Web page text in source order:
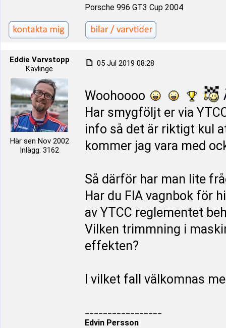
Porsche 996 GT3 Cup 2004
Eddie Varvstopp
Kävlinge
Här sen Nov 2002
Inlägg: 3162
05 Jul 2019 08:28
Woohoooo
Har smygföljt er via
info så det är riktigt kul
kommer jag vara med
Så därför har man lite
Har du FIA vagnbok för
av YTCC reglementet
Vilken trimmning i
effekten?
I vilket fall välkomnas
Edvin Persson